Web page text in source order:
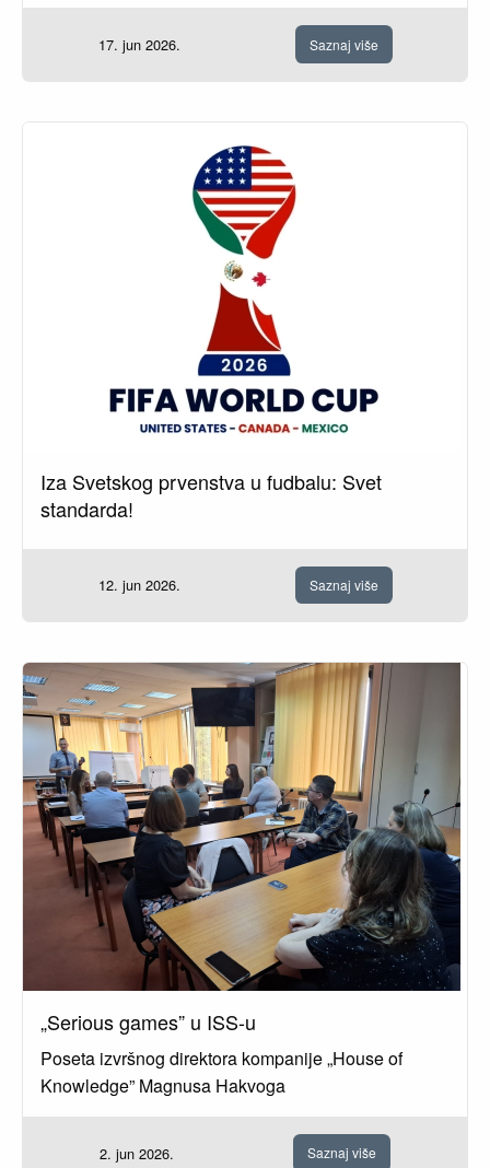
17. jun 2026. Saznaj više
Iza Svetskog prvenstva u fudbalu: Svet
standarda!
12. jun 2026. Saznaj više
„Serious games” u ISS-u
Poseta izvršnog direktora kompanije „House of
Knowledge” Magnusa Hakvoga
2. jun 2026. Saznaj više